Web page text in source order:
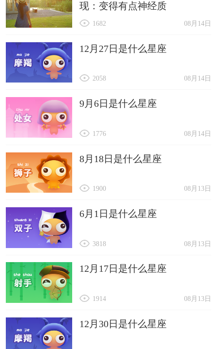
现：变得有点神经质
08月14日
1682
12月27日是什么星座
08月14日
2058
9月6日是什么星座
08月14日
1776
8月18日是什么星座
08月13日
1900
6月1日是什么星座
08月13日
3818
12月17日是什么星座
08月13日
1914
12月30日是什么星座